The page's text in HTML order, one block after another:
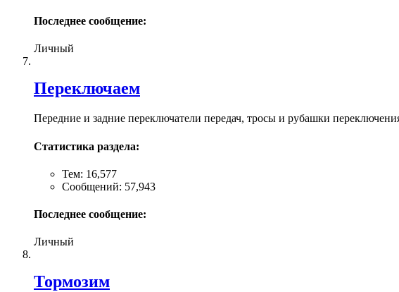
Последнее сообщение:
Личный
Переключаем
Передние и задние переключатели передач, тросы и рубашки
Статистика раздела:
Тем: 16,577
Сообщений: 57,943
Последнее сообщение:
Личный
Тормозим